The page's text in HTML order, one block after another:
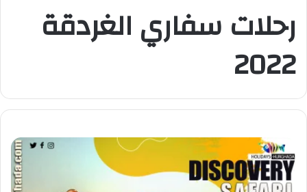
رحلات سفاري الغردقة
2022